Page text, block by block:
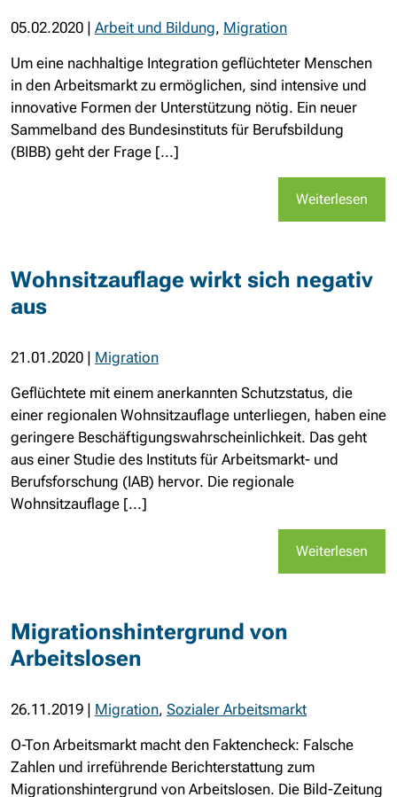
05.02.2020 | Arbeit und Bildung, Migration
Um eine nachhaltige Integration geflüchteter Menschen
in den Arbeitsmarkt zu ermöglichen, sind intensive und
innovative Formen der Unterstützung nötig. Ein neuer
Sammelband des Bundesinstituts für Berufsbildung
(BIBB) geht der Frage [...]
Weiterlesen
Wohnsitzauflage wirkt sich negativ
aus
21.01.2020 | Migration
Geflüchtete mit einem anerkannten Schutzstatus, die
einer regionalen Wohnsitzauflage unterliegen, haben eine
geringere Beschäftigungswahrscheinlichkeit. Das geht
aus einer Studie des Instituts für Arbeitsmarkt- und
Berufsforschung (IAB) hervor. Die regionale
Wohnsitzauflage [...]
Weiterlesen
Migrationshintergrund von
Arbeitslosen
26.11.2019 | Migration, Sozialer Arbeitsmarkt
O-Ton Arbeitsmarkt macht den Faktencheck: Falsche
Zahlen und irreführende Berichterstattung zum
Migrationshintergrund von Arbeitslosen. Die Bild-Zeitung